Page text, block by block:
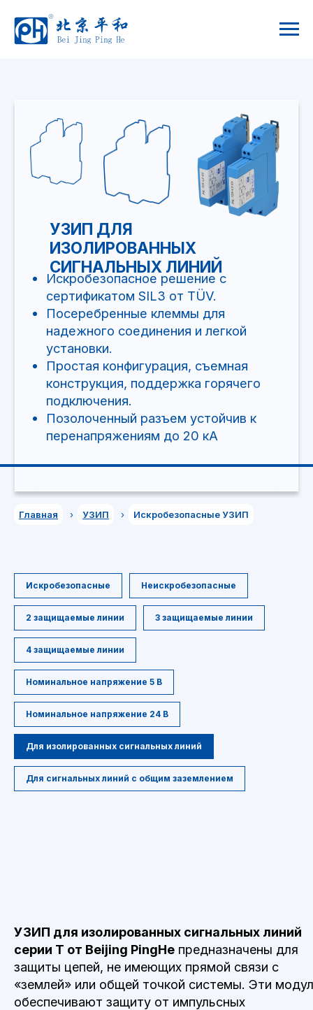
УЗИП ДЛЯ
ИЗОЛИРОВАННЫХ
СИГНАЛЬНЫХ ЛИНИЙ
Искробезопасное решение с
Посеребренные клеммы для
надежного соединения и легкой
установки.
Простая конфигурация, съемная
конструкция, поддержка горячего
подключения.
Позолоченный разъем устойчив к
перенапряжениям до 20 кА
Главная › УЗИП › Искробезопасные УЗИП
Искробезопасные Неискробезопасные
2 защищаемые линии 3 защищаемые линии
4 защищаемые линии
Номинальное напряжение 5 В
Номинальное напряжение 24 В
Для изолированных сигнальных линий
Для сигнальных линий с общим заземлением
УЗИП для изолированных сигнальных линий
серии T от Beijing PingHe предназначены для
защиты цепей, не имеющих прямой связи с
«землей» или общей точкой системы. Эти
обеспечивают защиту от импульсных